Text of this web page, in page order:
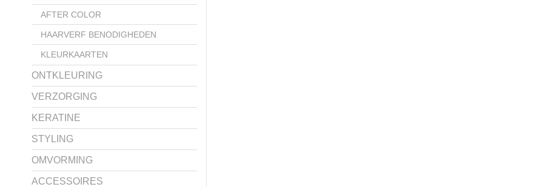
AFTER COLOR
HAARVERF BENODIGHEDEN
KLEURKAARTEN
ONTKLEURING
VERZORGING
KERATINE
STYLING
OMVORMING
ACCESSOIRES